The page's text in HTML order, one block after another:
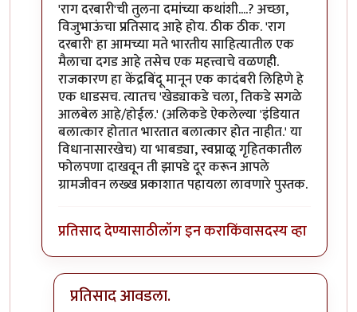
In reply toमला हे पुस्तक अतीशय भिक्कारby
'राग दरबारी'ची तुलना दमांच्या कथांशी....? अच्छा,
विजुभाऊंचा प्रतिसाद आहे होय. ठीक ठीक. 'राग
दरबारी' हा आमच्या मते भारतीय साहित्यातील एक
मैलाचा दगड आहे तसेच एक महत्त्वाचे वळणही.
राजकारण हा केंद्रबिंदू मानून एक कादंबरी लिहिणे हे
एक धाडसच. त्यातच 'खेड्याकडे चला, तिकडे सगळे
आलबेल आहे/होईल.' (अलिकडे ऐकलेल्या 'इंडियात
बलात्कार होतात भारतात बलात्कार होत नाहीत.' या
विधानासारखेच) या भाबड्या, स्वप्नाळू गृहितकातील
फोलपणा दाखवून ती झापडे दूर करून आपले
ग्रामजीवन लख्ख प्रकाशात पहायला लावणारे पुस्तक.
प्रतिसाद देण्यासाठीलॉग इन कराकिंवासदस्य व्हा
प्रतिसाद आवडला.